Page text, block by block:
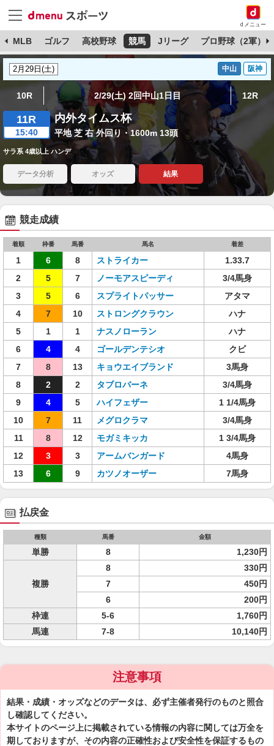
dメニュー
MLB ゴルフ 高校野球 競馬 Jリーグ プロ野球（2軍）
中山 阪神
10R 2/29(土) 2回中山1日目 12R
11R
15:40
内外タイムス杯
平地 芝 右 外回り・1600m 13頭
サラ系 4歳以上 ハンデ
データ分析 オッズ 結果
競走成績
着順 枠番 馬番 馬名 着差
1 6 8 ストライカー
1.33.7
2
5 7 ノーモアスピーディ
3/4馬身
3
5 6 スプライトパッサー
アタマ
4
7 10 ストロングクラウン
ハナ
5
1 1 ナスノローラン
ハナ
6
4 4 ゴールデンテシオ
クビ
7
8 13 キョウエイブランド
3馬身
8
2 2 タブロバーネ
3/4馬身
9
4 5 ハイフェザー
1 1/4馬身
10
7 11 メグロクラマ
3/4馬身
11
8 12 モガミキッカ
1 3/4馬身
12
3 3 アームバンガード
4馬身
13
6 9 カツノオーザー 7馬身
払戻金
種類 馬番 金額
単勝 8 1,230円
複勝
8
330円
7
450円
6
200円
枠連
5-6
1,760円
馬連
7-8 10,140円
注意事項
結果・成績・オッズなどのデータは、必ず主催者発行のものと照合
し確認してください。
本サイトのページ上に掲載されている情報の内容に関しては万全を
期しておりますが、その内容の正確性および安全性を保証するもの